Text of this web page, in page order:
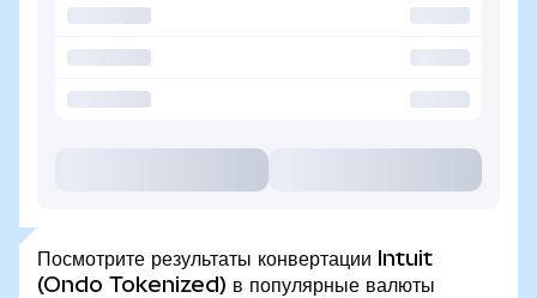
Посмотрите результаты конвертации Intuit
(Ondo Tokenized) в популярные валюты